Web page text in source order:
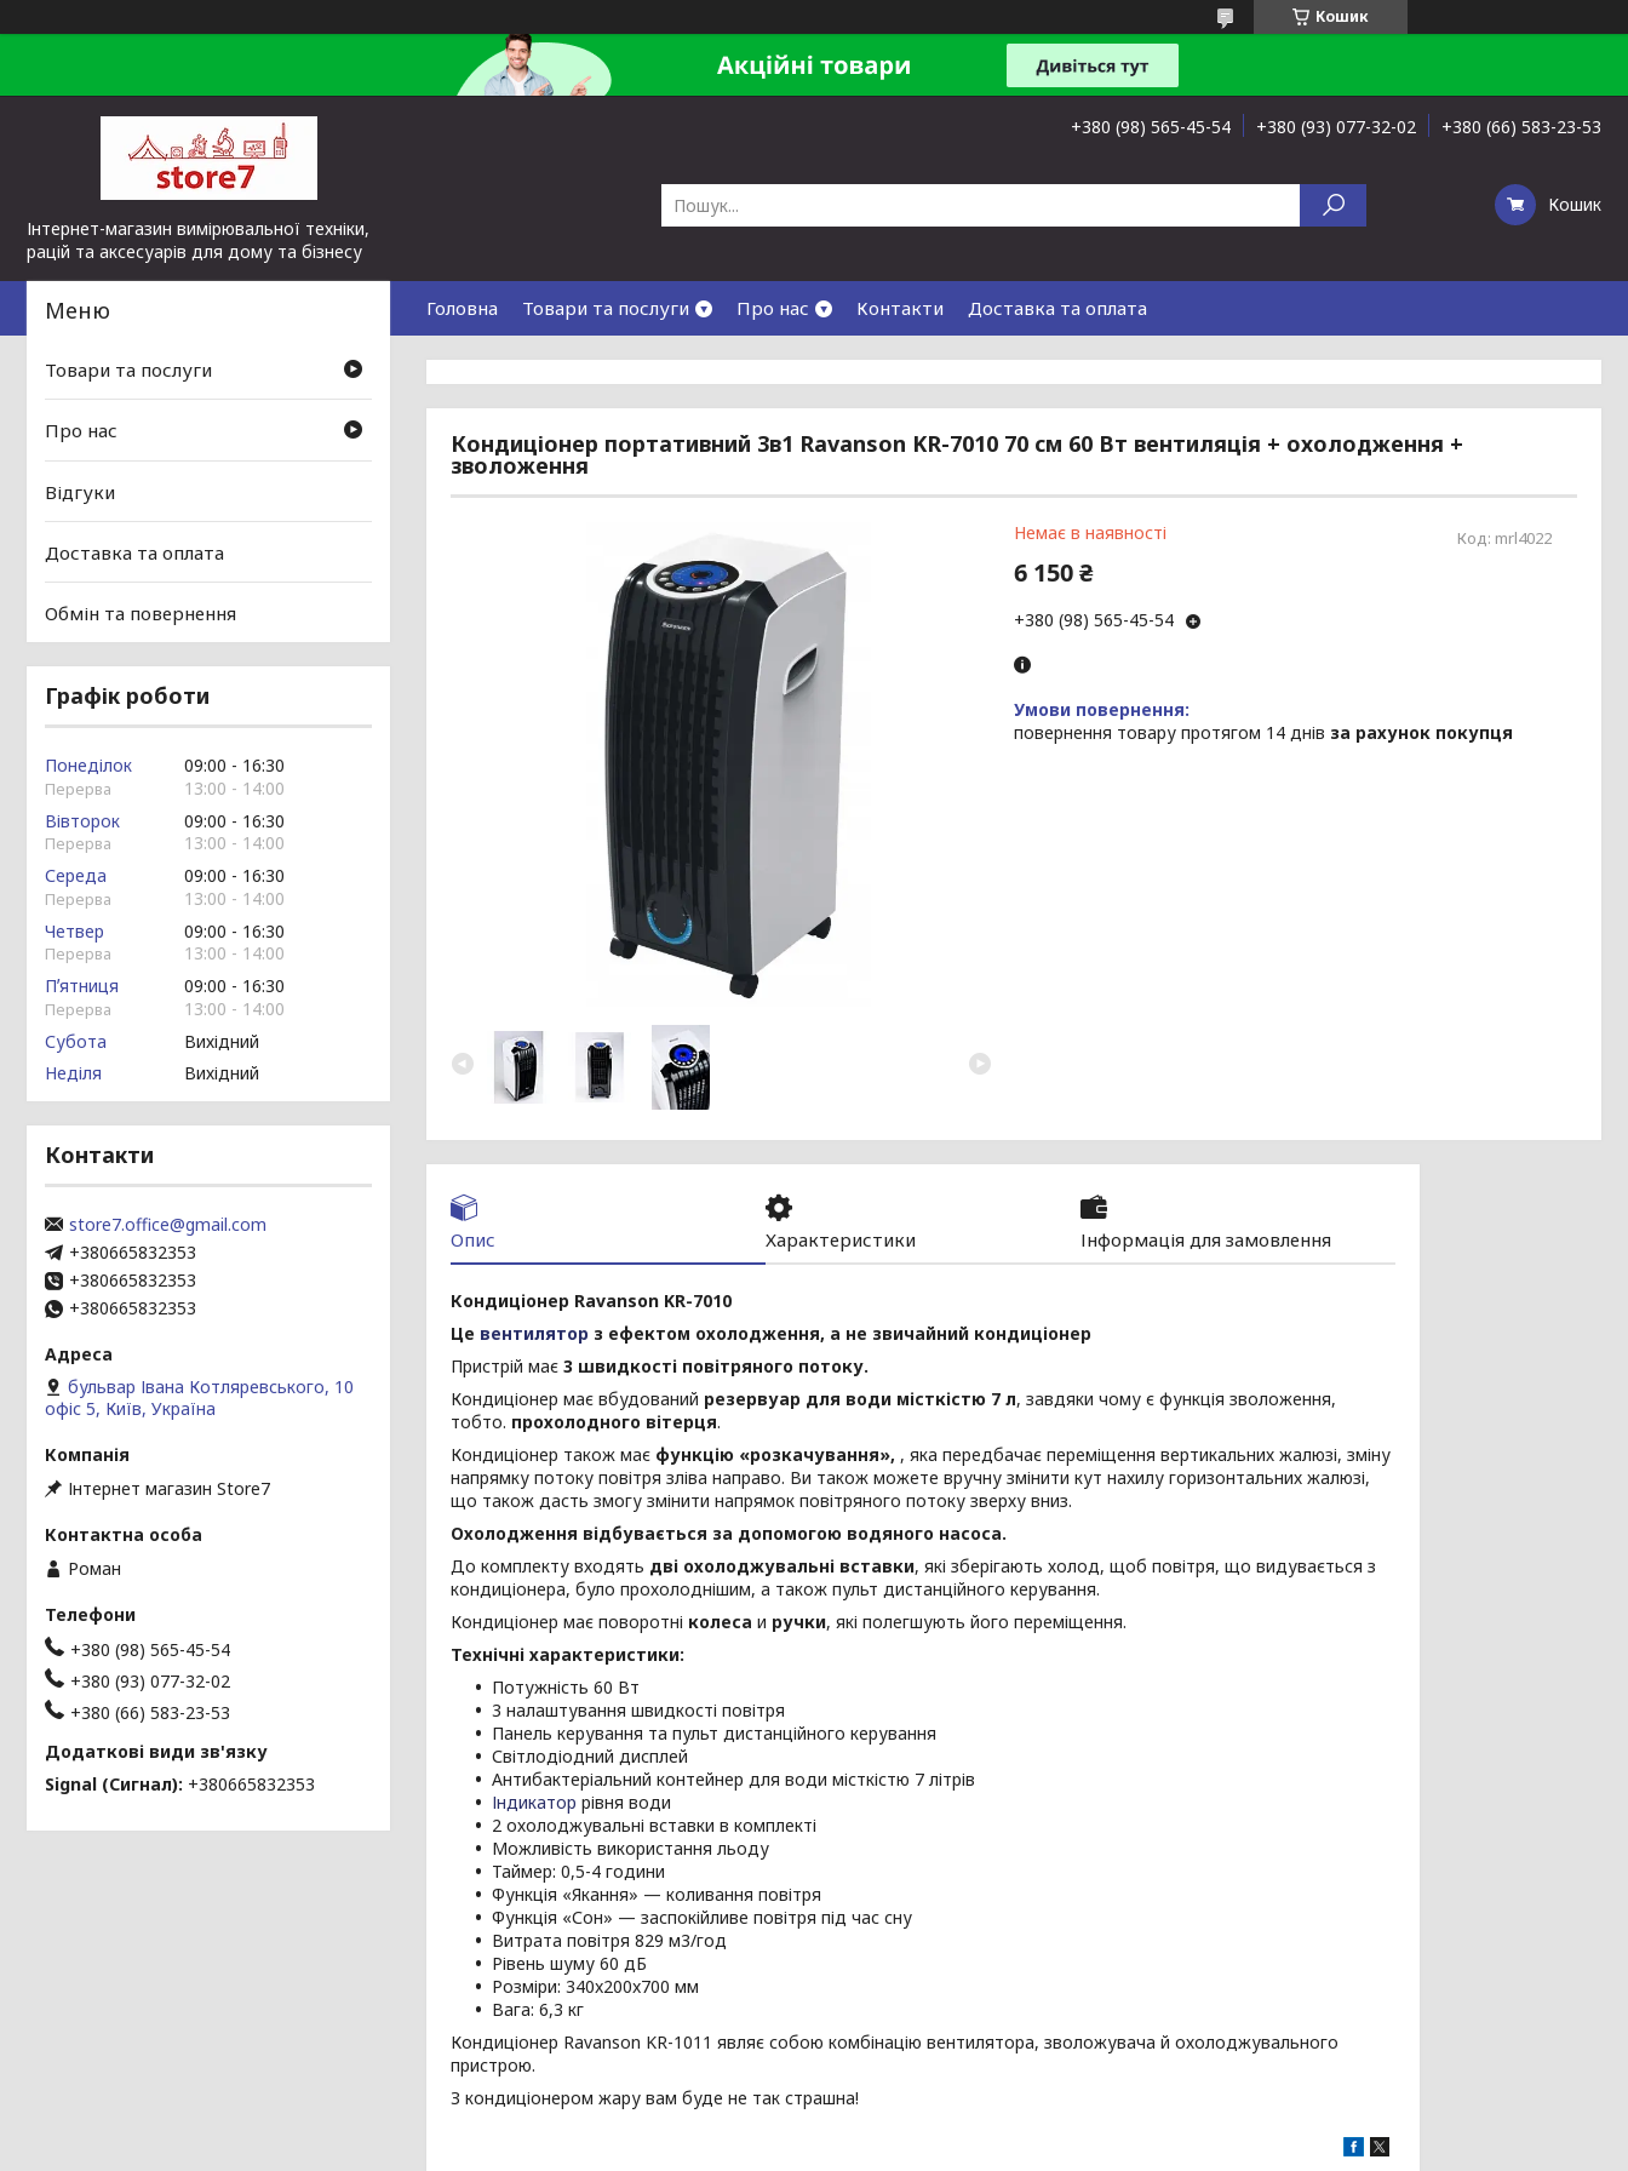
Кошик
Інтернет-магазин вимірювальної техніки,
рацій та аксесуарів для дому та бізнесу
+380 (98) 565-45-54 +380 (93) 077-32-02 +380 (66) 583-23-53
Кошик
Головна Товари та послуги Про нас Контакти Доставка та оплата
Кондиціонер портативний 3в1 Ravanson KR-7010 70 см 60 Вт вентиляція + охолодження +
зволоження
Немає в наявності Код: mrl4022
6 150 ₴
+380 (98) 565-45-54
повернення товару протягом 14 днів за рахунок покупця
Опис Характеристики Інформація для замовлення
Кондиціонер Ravanson KR-7010
Це вентилятор з ефектом охолодження, а не звичайний кондиціонер
Пристрій має 3 швидкості повітряного потоку.
Кондиціонер має вбудований резервуар для води місткістю 7 л, завдяки чому є функція зволоження,
тобто. прохолодного вітерця.
Кондиціонер також має функцію «розкачування», , яка передбачає переміщення вертикальних жалюзі, зміну
напрямку потоку повітря зліва направо. Ви також можете вручну змінити кут нахилу горизонтальних жалюзі,
що також дасть змогу змінити напрямок повітряного потоку зверху вниз.
Охолодження відбувається за допомогою водяного насоса.
До комплекту входять дві охолоджувальні вставки, які зберігають холод, щоб повітря, що видувається з
кондиціонера, було прохолоднішим, а також пульт дистанційного керування.
Кондиціонер має поворотні колеса и ручки, які полегшують його переміщення.
Технічні характеристики:
Потужність 60 Вт
3 налаштування швидкості повітря
Панель керування та пульт дистанційного керування
Світлодіодний дисплей
Антибактеріальний контейнер для води місткістю 7 літрів
Індикатор рівня води
2 охолоджувальні вставки в комплекті
Можливість використання льоду
Таймер: 0,5-4 години
Функція «Якання» — коливання повітря
Функція «Сон» — заспокійливе повітря під час сну
Витрата повітря 829 м3/год
Рівень шуму 60 дБ
Розміри: 340x200x700 мм
Вага: 6,3 кг
Кондиціонер Ravanson KR-1011 являє собою комбінацію вентилятора, зволожувача й охолоджувального
пристрою.
З кондиціонером жару вам буде не так страшна!
Товари та послуги
Про нас
Відгуки
Доставка та оплата
Обмін та повернення
Графік роботи
Понеділок 09:00
16:30
13:00
14:00
Вівторок
09:00
16:30
13:00
14:00
Середа
09:00
16:30
13:00
14:00
Четвер
09:00
16:30
13:00
14:00
Пʼятниця
09:00
16:30
13:00
14:00
Субота
Вихідний
Неділя
Вихідний
Контакти
store7.office@gmail.com
+380665832353
+380665832353
+380665832353
бульвар Івана Котляревського, 10
офіс 5, Київ, Україна
Інтернет магазин Store7
Роман
+380 (98) 565-45-54
+380 (93) 077-32-02
+380 (66) 583-23-53
Signal (Сигнал) +380665832353